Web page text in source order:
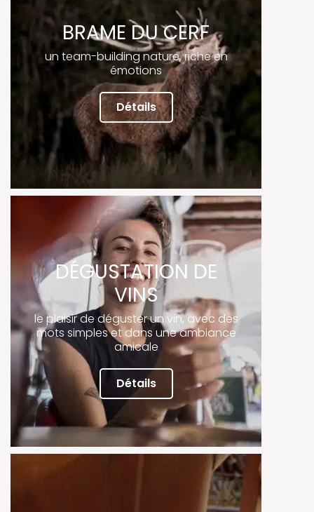
BRAME DU CERF
un team-building nature, riche en
émotions
Détails
DÉGUSTATION DE
VINS
le plaisir de déguster un vin, avec des
mots simples et dans une ambiance
amicale
Détails